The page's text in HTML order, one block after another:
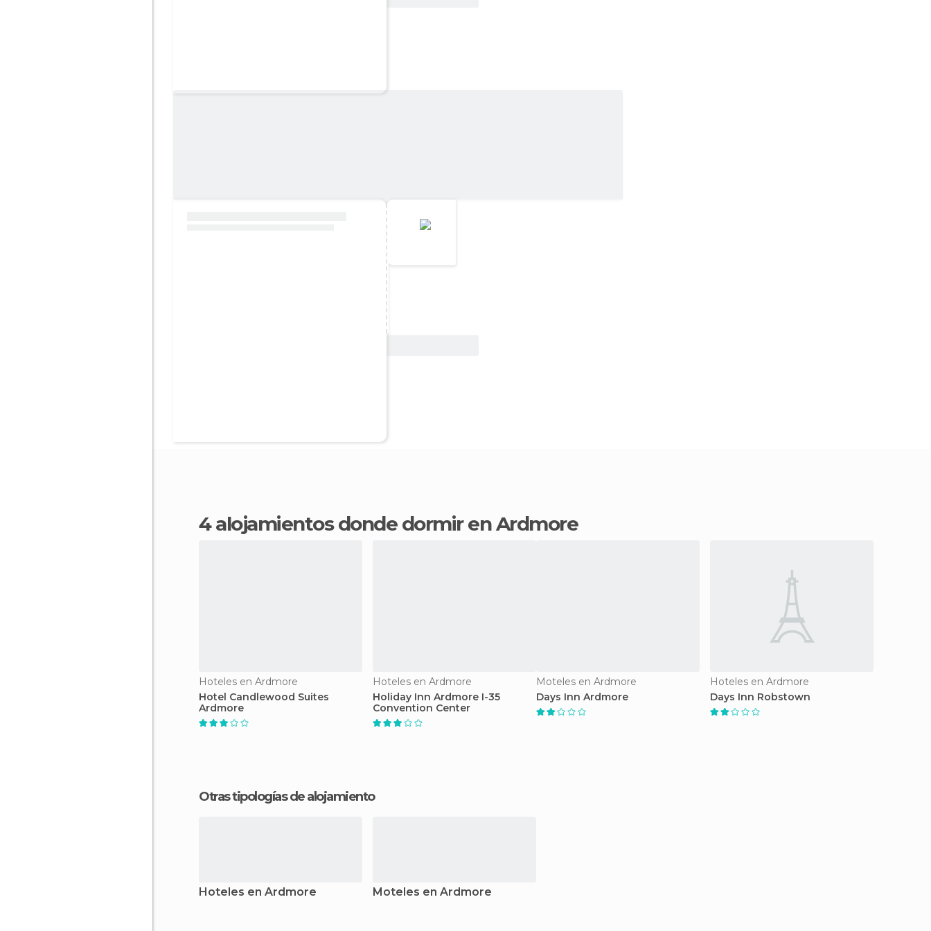
4 alojamientos donde dormir en Ardmore
Hoteles en Ardmore
Hotel Candlewood Suites
Ardmore
Hoteles en Ardmore
Holiday Inn Ardmore I-35
Convention Center
Moteles en Ardmore
Days Inn Ardmore
Hoteles en Ardmore
Days Inn Robstown
Otras tipologías de alojamiento
Hoteles en Ardmore Moteles en Ardmore